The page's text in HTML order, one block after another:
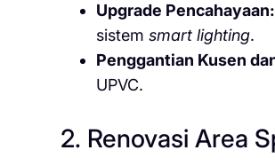
Upgrade Pencahayaan:
sistem smart lighting.
Penggantian Kusen
UPVC.
2. Renovasi Area